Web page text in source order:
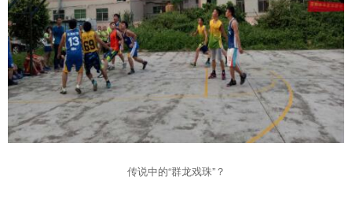
传说中的“群龙戏珠”？